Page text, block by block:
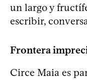
un largo y
escribir,
Frontera
Circe Maia es